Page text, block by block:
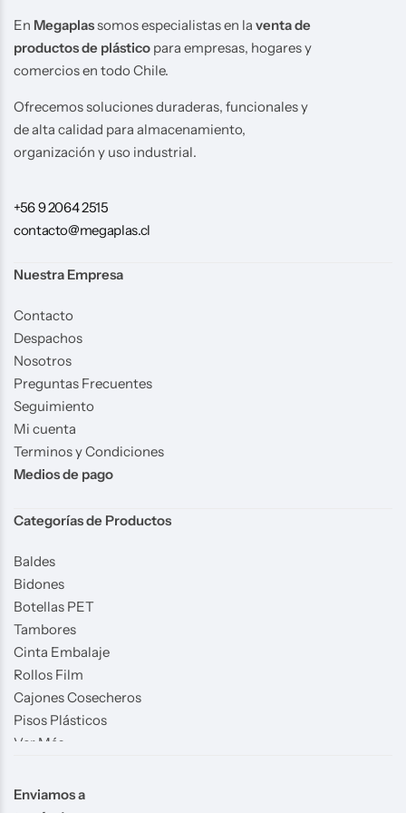
En Megaplassomos especialistas en la venta de
productos de plástico para empresas, hogares y
comercios en todo Chile.
Ofrecemos soluciones duraderas, funcionales y
de alta calidad para almacenamiento,
organización y uso industrial.
+56 9 2064 2515
contacto@megaplas.cl
Nuestra Empresa
Contacto
Despachos
Nosotros
Preguntas Frecuentes
Seguimiento
Mi cuenta
Terminos y Condiciones
Medios de pago
Categorías de Productos
Baldes
Bidones
Botellas PET
Tambores
Cinta Embalaje
Rollos Film
Cajones Cosecheros
Pisos Plásticos
Ver Más
Enviamos a